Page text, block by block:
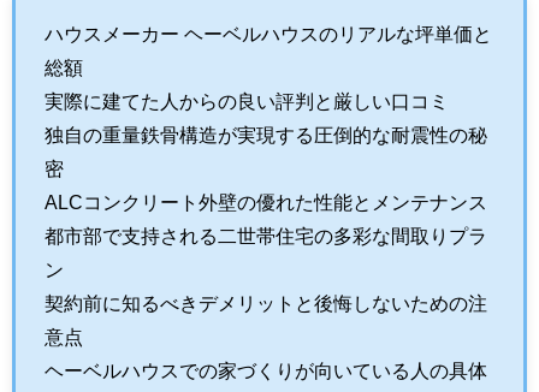
ハウスメーカー ヘーベルハウスのリアルな坪単価と
総額
実際に建てた人からの良い評判と厳しい口コミ
独自の重量鉄骨構造が実現する圧倒的な耐震性の秘
密
ALCコンクリート外壁の優れた性能とメンテナンス
都市部で支持される二世帯住宅の多彩な間取りプラ
ン
契約前に知るべきデメリットと後悔しないための注
意点
ヘーベルハウスでの家づくりが向いている人の具体